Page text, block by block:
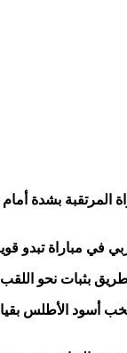
بكأس العالم 2026، واسترجاع
أسود الأطلس